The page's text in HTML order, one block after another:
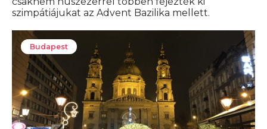
szimpátiájukat az Advent Bazilika mellett.
Budapest